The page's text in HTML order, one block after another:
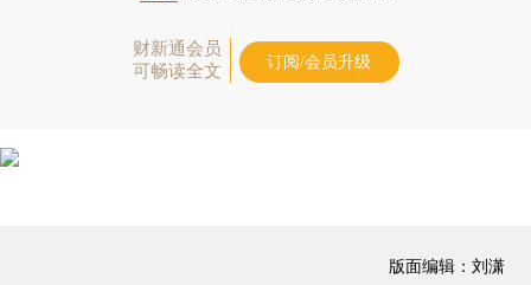
财新通会员
可畅读全文
订阅/会员升级
版面编辑：刘潇